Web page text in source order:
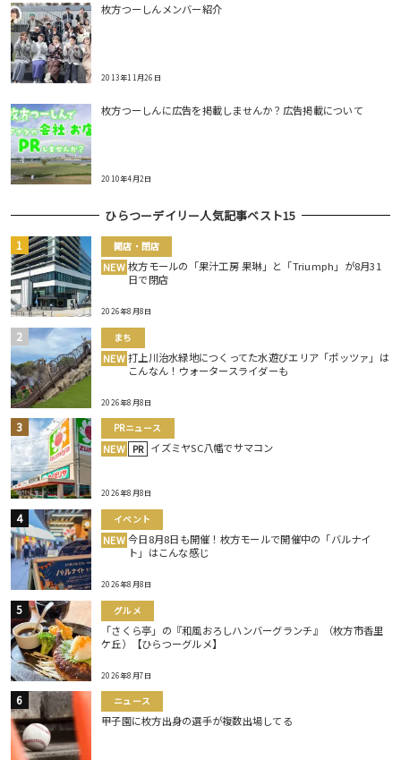
枚方つーしんメンバー紹介
2013年11月26日
枚方つーしんに広告を掲載しませんか？広告掲載について
2010年4月2日
ひらつーデイリー人気記事ベスト15
開店・閉店
NEW 枚方モールの「果汁工房 果琳」と「Triumph」が8月31
日で閉店
2026年8月8日
まち
NEW 打上川治水緑地につくってた水遊びエリア「ポッツァ」は
こんなん！ウォータースライダーも
2026年8月8日
PRニュース
NEW PR イズミヤSC八幡でサマコン
2026年8月8日
イベント
NEW 今日8月8日も開催！枚方モールで開催中の「バルナイ
ト」はこんな感じ
2026年8月8日
グルメ
「さくら亭」の『和風おろしハンバーグランチ』（枚方市香里
ケ丘）【ひらつーグルメ】
2026年8月7日
ニュース
甲子園に枚方出身の選手が複数出場してる